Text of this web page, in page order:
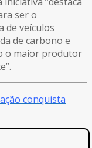
ser o
de veículos
de carbono e
o maior produtor
conquista